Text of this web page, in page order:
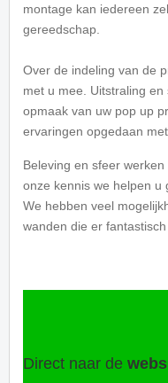
montage kan iedereen
gereedschap.
Over de indeling van de
met u mee. Uitstraling
opmaak van uw pop up
ervaringen opgedaan
Beleving en sfeer
onze kennis we helpen u
We hebben veel
wanden die er
Direct naar de